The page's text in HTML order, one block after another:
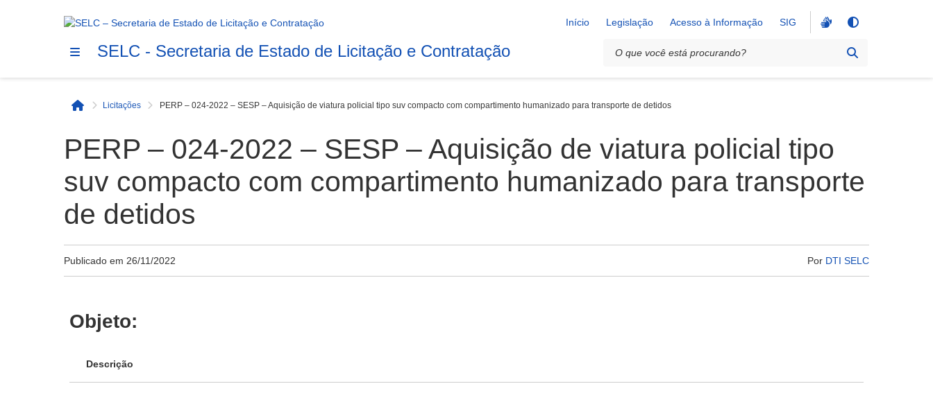
Início Legislação Acesso à Informação SIG
SELC - Secretaria de Estado de Licitação e Contratação
Início
Licitações PERP – 024-2022 – SESP – Aquisição de viatura policial tipo suv compacto com compartimento humanizado para transporte de detidos
PERP – 024-2022 – SESP – Aquisição de viatura policial tipo
suv compacto com compartimento humanizado para transporte
de detidos
Publicado em 26/11/2022 Por DTI SELC
Objeto:
Descrição